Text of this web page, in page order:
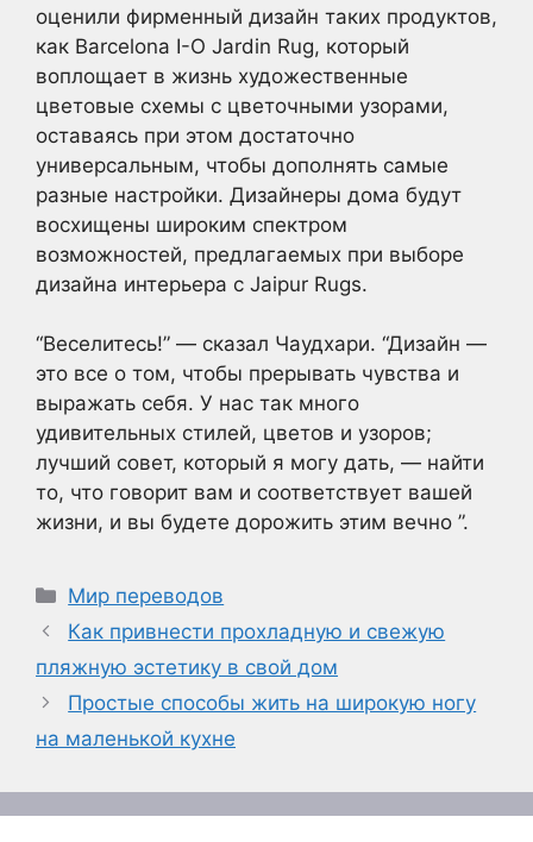
оценили фирменный дизайн таких продуктов,
как Barcelona I-O Jardin Rug, который
воплощает в жизнь художественные
цветовые схемы с цветочными узорами,
оставаясь при этом достаточно
универсальным, чтобы дополнять самые
разные настройки. Дизайнеры дома будут
восхищены широким спектром
возможностей, предлагаемых при выборе
дизайна интерьера с Jaipur Rugs.
“Веселитесь!” — сказал Чаудхари. “Дизайн —
это все о том, чтобы прерывать чувства и
выражать себя. У нас так много
удивительных стилей, цветов и узоров;
лучший совет, который я могу дать, — найти
то, что говорит вам и соответствует вашей
жизни, и вы будете дорожить этим вечно ”.
Рубрики
Мир переводов
Как привнести прохладную и свежую
пляжную эстетику в свой дом
Простые способы жить на широкую ногу
на маленькой кухне